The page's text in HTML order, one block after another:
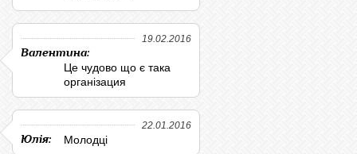
19.02.2016
Валентина:
Це чудово що є така
організация
22.01.2016
Юлія: Молодці